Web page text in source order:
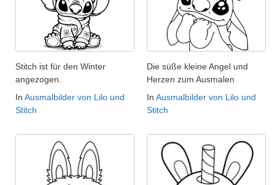
Stitch ist für den Winter
angezogen.
In Ausmalbilder von Lilo und
Stitch
Die süße kleine Angel und
Herzen zum Ausmalen
In Ausmalbilder von Lilo und
Stitch